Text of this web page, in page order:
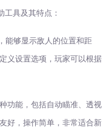
具及其特点：
能够显示敌人的位置和距
义设置选项，玩家可以根据
功能，包括自动瞄准、透视
好，操作简单，非常适合新